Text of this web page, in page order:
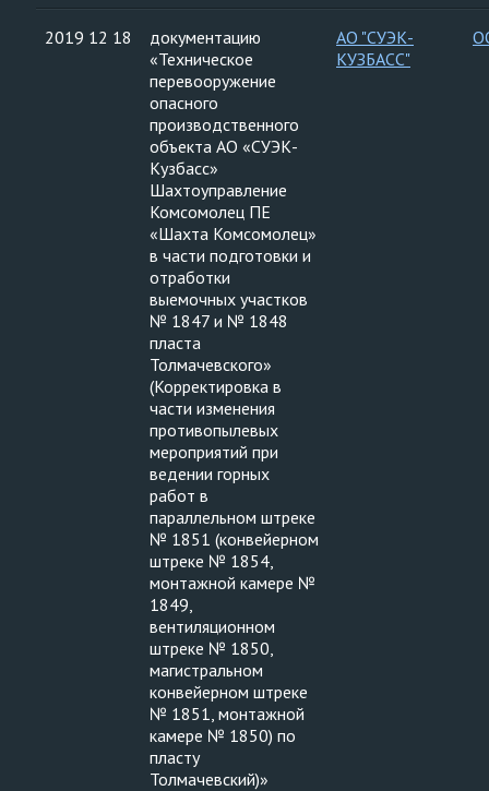
2019 12 18
документацию
«Техническое
перевооружение
опасного
производственного
объекта АО «СУЭК-
Кузбасс»
Шахтоуправление
Комсомолец ПЕ
«Шахта Комсомолец»
в части подготовки и
отработки
выемочных участков
№ 1847 и № 1848
пласта
Толмачевского»
(Корректировка в
части изменения
противопылевых
мероприятий при
ведении горных
работ в
параллельном штреке
№ 1851 (конвейерном
штреке № 1854,
монтажной камере №
1849,
вентиляционном
штреке № 1850,
магистральном
конвейерном штреке
№ 1851, монтажной
камере № 1850) по
пласту
Толмачевский)»
АО "СУЭК-
КУЗБАСС"